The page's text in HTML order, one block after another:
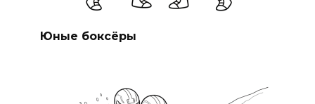
Юные боксёры